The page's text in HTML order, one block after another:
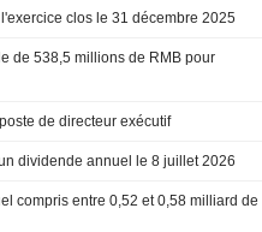
clos le 31 décembre 2025
de 538,5 millions de RMB pour
de directeur exécutif
dividende annuel le 8 juillet 2026
compris entre 0,52 et 0,58 milliard de